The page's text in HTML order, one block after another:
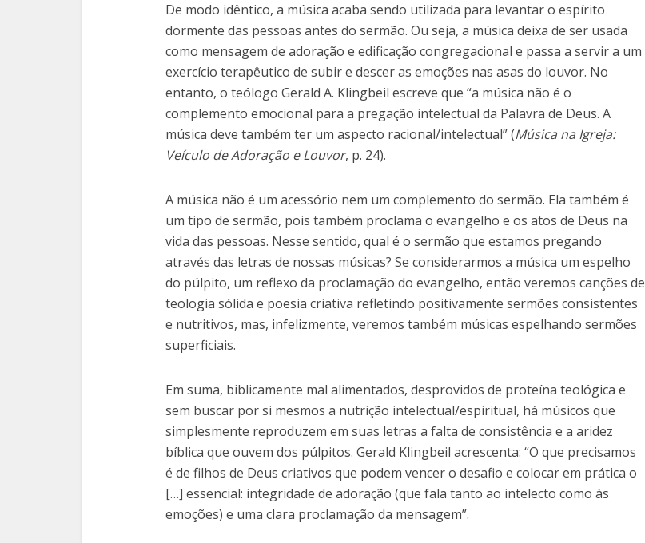
De modo idêntico, a música acaba sendo utilizada para levantar o espírito
dormente das pessoas antes do sermão. Ou seja, a música deixa de ser usada
como mensagem de adoração e edificação congregacional e passa a servir a um
exercício terapêutico de subir e descer as emoções nas asas do louvor. No
entanto, o teólogo Gerald A. Klingbeil escreve que “a música não é o
complemento emocional para a pregação intelectual da Palavra de Deus. A
música deve também ter um aspecto racional/intelectual” (Música na Igreja:
Veículo de Adoração e Louvor, p. 24).
A música não é um acessório nem um complemento do sermão. Ela também é
um tipo de sermão, pois também proclama o evangelho e os atos de Deus na
vida das pessoas. Nesse sentido, qual é o sermão que estamos pregando
através das letras de nossas músicas? Se considerarmos a música um espelho
do púlpito, um reflexo da proclamação do evangelho, então veremos canções de
teologia sólida e poesia criativa refletindo positivamente sermões consistentes
e nutritivos, mas, infelizmente, veremos também músicas espelhando sermões
superficiais.
Em suma, biblicamente mal alimentados, desprovidos de proteína teológica e
sem buscar por si mesmos a nutrição intelectual/espiritual, há músicos que
simplesmente reproduzem em suas letras a falta de consistência e a aridez
bíblica que ouvem dos púlpitos. Gerald Klingbeil acrescenta: “O que precisamos
é de filhos de Deus criativos que podem vencer o desafio e colocar em prática o
[…] essencial: integridade de adoração (que fala tanto ao intelecto como às
emoções) e uma clara proclamação da mensagem”.